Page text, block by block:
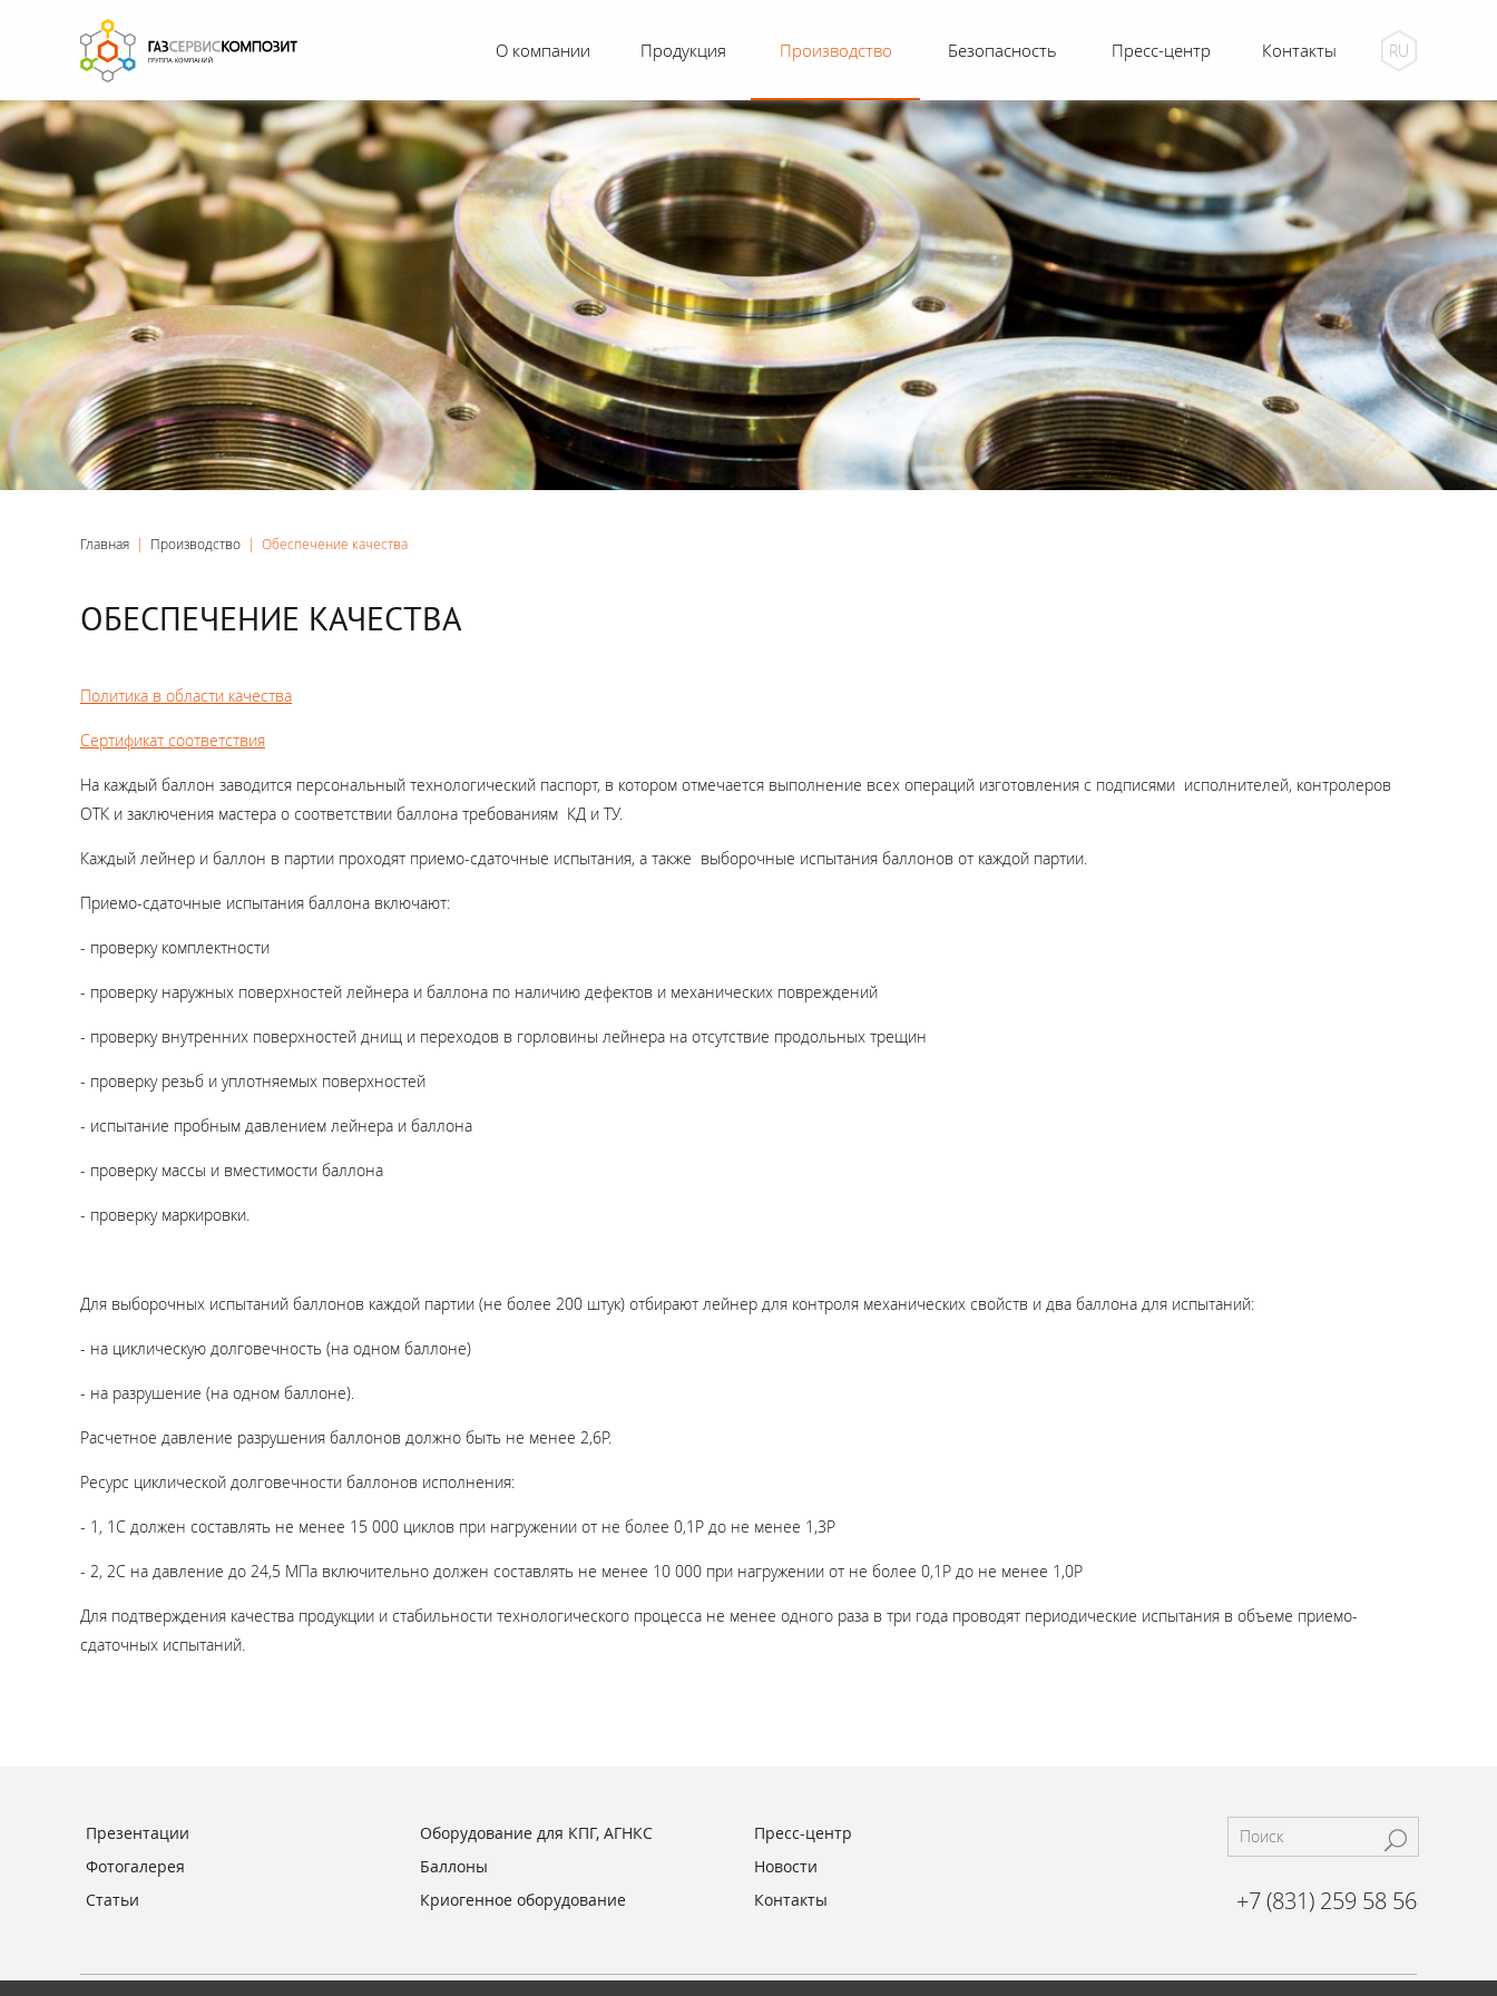
Главная | Производство | Обеспечение качества
ОБЕСПЕЧЕНИЕ КАЧЕСТВА
Политика в области качества
Сертификат соответствия
На каждый баллон заводится персональный технологический паспорт, в котором отмечается выполнение всех операций изготовления с подписями исполнителей, контролеров
ОТК и заключения мастера о соответствии баллона требованиям КД и ТУ.
Каждый лейнер и баллон в партии проходят приемо-сдаточные испытания, а также выборочные испытания баллонов от каждой партии.
Приемо-сдаточные испытания баллона включают:
- проверку комплектности
- проверку наружных поверхностей лейнера и баллона по наличию дефектов и механических повреждений
- проверку внутренних поверхностей днищ и переходов в горловины лейнера на отсутствие продольных трещин
- проверку резьб и уплотняемых поверхностей
- испытание пробным давлением лейнера и баллона
- проверку массы и вместимости баллона
- проверку маркировки.
Для выборочных испытаний баллонов каждой партии (не более 200 штук) отбирают лейнер для контроля механических свойств и два баллона для испытаний:
- на циклическую долговечность (на одном баллоне)
- на разрушение (на одном баллоне).
Расчетное давление разрушения баллонов должно быть не менее 2,6Р.
Ресурс циклической долговечности баллонов исполнения:
- 1, 1С должен составлять не менее 15 000 циклов при нагружении от не более 0,1Р до не менее 1,3Р
- 2, 2С на давление до 24,5 МПа включительно должен составлять не менее 10 000 при нагружении от не более 0,1Р до не менее 1,0Р
Для подтверждения качества продукции и стабильности технологического процесса не менее одного раза в три года проводят периодические испытания в объеме приемо-
сдаточных испытаний.
Презентации
Фотогалерея
Статьи
Оборудование для КПГ, АГНКС
Баллоны
Криогенное оборудование
Пресс-центр
Новости
Контакты
+7 (831) 259 58 56
RU
О компании Продукция Производство Безопасность Пресс-центр Контакты